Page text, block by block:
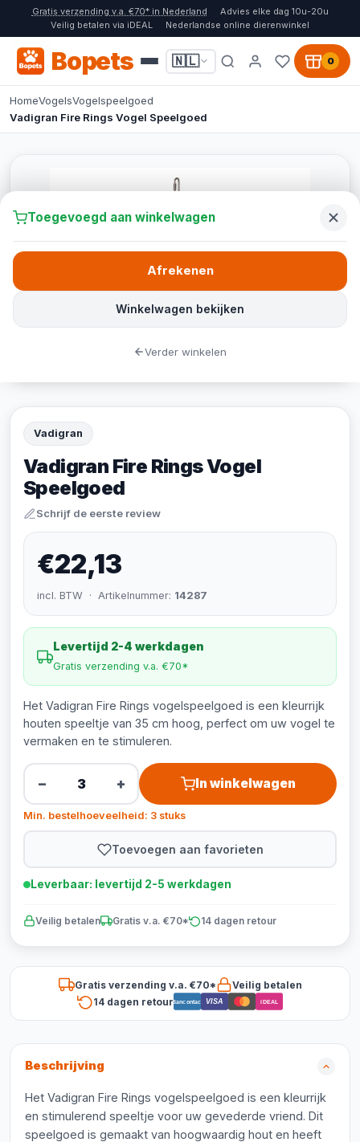
Gratis verzending v.a. €70* in Nederland
Advies elke dag 10u-20u
Veilig betalen via iDEAL
Nederlandse online dierenwinkel
Bopets 🇳🇱 0
HomeVogelsVogelspeelgoed
Vadigran Fire Rings Vogel Speelgoed
Vadigran
Vadigran Fire Rings Vogel
Speelgoed
Schrijf de eerste review
€22,13
incl. BTW · Artikelnummer: 14287
Levertijd 2-4 werkdagen
Gratis verzending v.a. €70*
Het Vadigran Fire Rings vogelspeelgoed is een kleurrijk
houten speeltje van 35 cm hoog, perfect om uw vogel te
vermaken en te stimuleren.
− + In winkelwagen
Min. bestelhoeveelheid: 3 stuks
Toevoegen aan favorieten
Leverbaar: levertijd 2-5 werkdagen
Veilig betalen Gratis v.a. €70* 14 dagen retour
Gratis verzending v.a. €70*
Veilig betalen
14 dagen retourBancontact VISA iDEAL
Beschrijving
Het Vadigran Fire Rings vogelspeelgoed is een kleurrijk
en stimulerend speeltje voor uw gevederde vriend. Dit
speelgoed is gemaakt van hoogwaardig hout en heeft
Toegevoegd aan winkelwagen
Winkelwagen bekijken
Afrekenen
Verder winkelen